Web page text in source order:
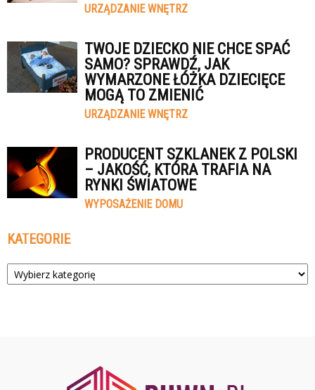
URZĄDZANIE WNĘTRZ
TWOJE DZIECKO NIE CHCE SPAĆ
SAMO? SPRAWDŹ, JAK
WYMARZONE ŁÓŻKA DZIECIĘCE
MOGĄ TO ZMIENIĆ
URZĄDZANIE WNĘTRZ
PRODUCENT SZKLANEK Z POLSKI
– JAKOŚĆ, KTÓRA TRAFIA NA
RYNKI ŚWIATOWE
WYPOSAŻENIE DOMU
KATEGORIE
Kategorie